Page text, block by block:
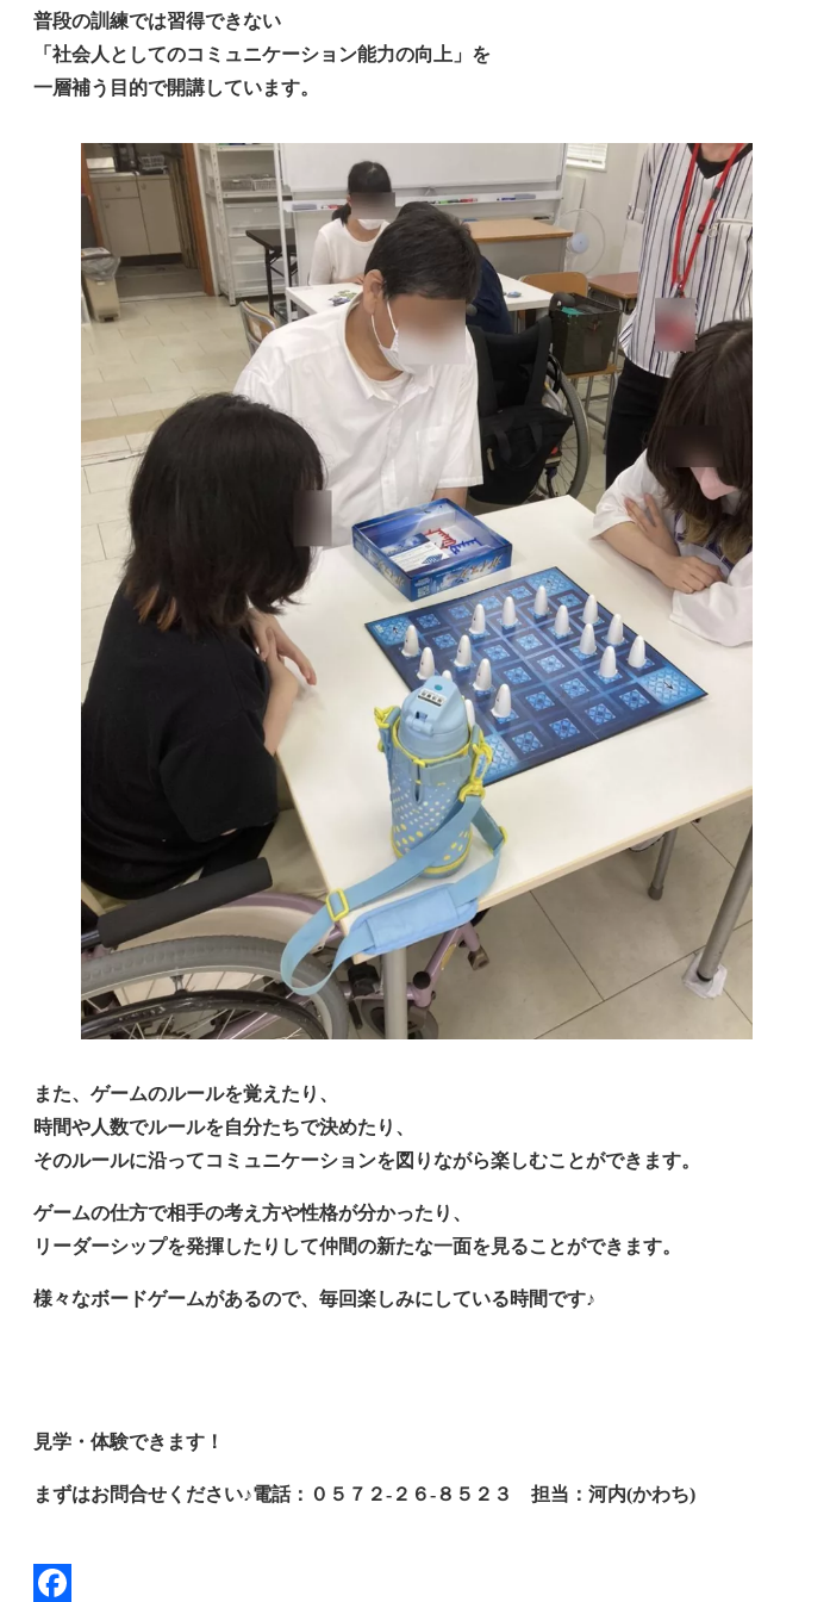
普段の訓練では習得できない
「社会人としてのコミュニケーション能力の向上」を
一層補う目的で開講しています。
また、ゲームのルールを覚えたり、
時間や人数でルールを自分たちで決めたり、
そのルールに沿ってコミュニケーションを図りながら楽しむことができます。
ゲームの仕方で相手の考え方や性格が分かったり、
リーダーシップを発揮したりして仲間の新たな一面を見ることができます。
様々なボードゲームがあるので、毎回楽しみにしている時間です♪
見学・体験できます！
まずはお問合せください♪電話：０５７２‐２６‐８５２３ 担当：河内(かわち)